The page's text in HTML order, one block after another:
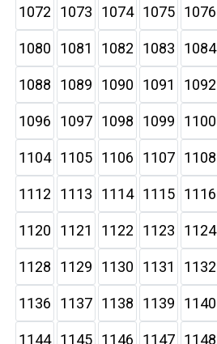
1072 1073 1074 1075 1076
1080 1081 1082 1083 1084
1088 1089 1090 1091 1092
1096 1097 1098 1099 1100
1104 1105 1106 1107 1108
1112 1113 1114 1115 1116
1120 1121 1122 1123 1124
1128 1129 1130 1131 1132
1136 1137 1138 1139 1140
1144 1145 1146 1147 1148